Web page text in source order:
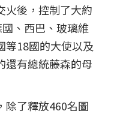
火後，控制了大約
、西巴、玻璃維
等18國的大使以及
還有總統藤森的母
除了釋放460名圖